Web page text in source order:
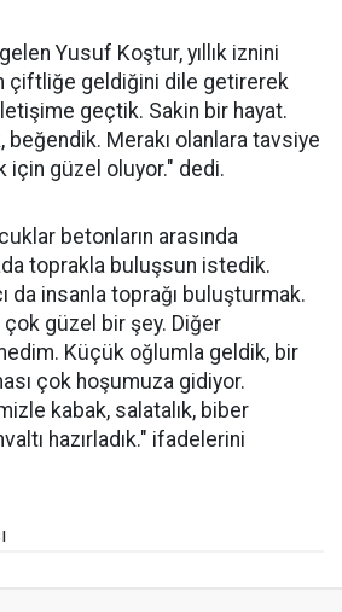
Yusuf Koştur, yıllık iznini
çiftliğe geldiğini dile getirerek
geçtik. Sakin bir hayat.
beğendik. Merakı olanlara tavsiye
için güzel oluyor." dedi.
betonların arasında
toprakla buluşsun istedik.
da insanla toprağı buluşturmak.
çok güzel bir şey. Diğer
Küçük oğlumla geldik, bir
çok hoşumuza gidiyor.
kabak, salatalık, biber
hazırladık." ifadelerini